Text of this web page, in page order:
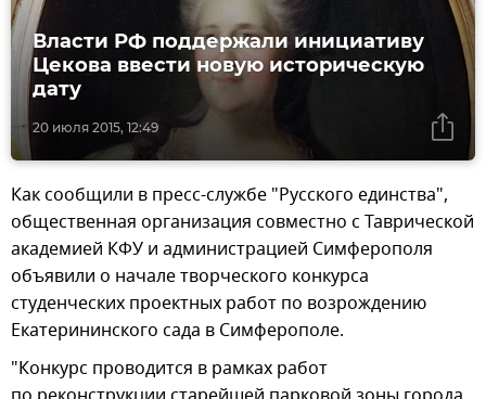
20 июля 2015, 12:49
Власти РФ поддержали инициативу
Цекова ввести новую историческую
дату
Как сообщили в пресс-службе "Русского единства",
общественная организация совместно с Таврической
академией КФУ и администрацией Симферополя
объявили о начале творческого конкурса
студенческих проектных работ по возрождению
Екатерининского сада в Симферополе.
"Конкурс проводится в рамках работ